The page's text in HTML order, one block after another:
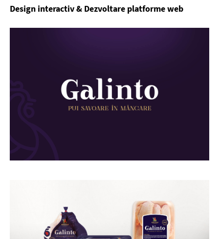
Design interactiv & Dezvoltare platforme web